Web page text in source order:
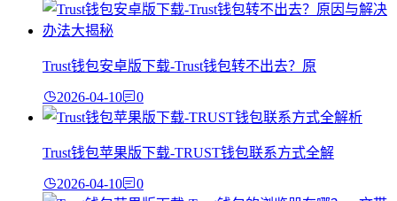
Trust钱包安卓版下载-Trust钱包转不出去？原
2026-04-10 0
Trust钱包苹果版下载-TRUST钱包联系方式全解
2026-04-10 0